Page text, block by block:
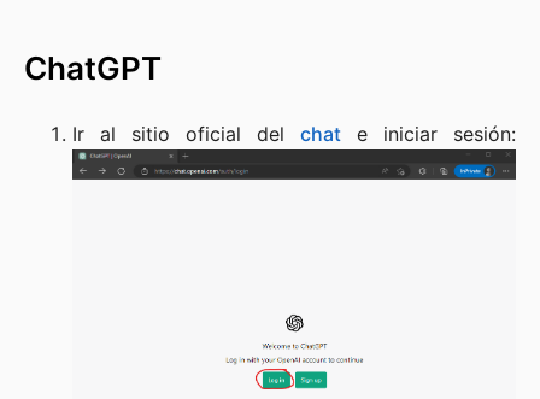
ChatGPT
Ir al sitio oficial del chat e iniciar sesión: